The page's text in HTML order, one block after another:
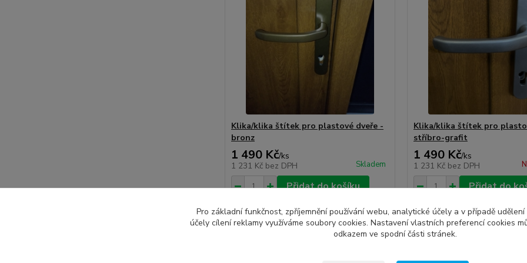
Klika/klika štítek pro plastové dveře -
bronz
1 490 Kč/ks
1 231 Kč bez DPH Skladem
Přidat do košíku
Klika/klika štítek pro
stříbro-grafit
1 490 Kč/ks
1 231 Kč bez DPH
Přidat do
Pro základní funkčnost, zpříjemnění používání webu, analytické účely a v případě
účely cílení reklamy využíváme soubory cookies. Nastavení vlastních preferencí cookies
odkazem ve spodní části stránek.